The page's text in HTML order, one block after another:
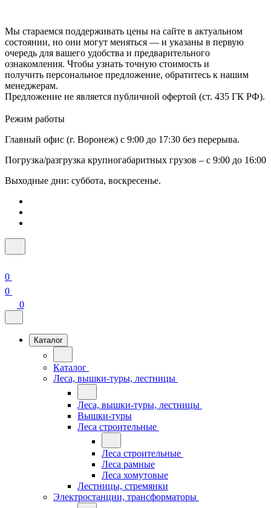
Мы стараемся поддерживать цены на сайте в актуальном
состоянии, но они могут меняться — и указаны в первую
очередь для вашего удобства и предварительного
ознакомления. Чтобы узнать точную стоимость и
получить персональное предложение, обратитесь к нашим
менеджерам.
Предложение не является публичной офертой (ст. 435 ГК РФ).
Режим работы
Главный офис (г. Воронеж) с 9:00 до 17:30 без перерыва.
Погрузка/разгрузка крупногабаритных грузов – с 9:00 до 16:00
Выходные дни: суббота, воскресенье.
0
0
0
Каталог
Каталог
Леса, вышки-туры, лестницы
Леса, вышки-туры, лестницы
Вышки-туры
Леса строительные
Леса строительные
Леса рамные
Леса хомутовые
Лестницы, стремянки
Электростанции, трансформаторы